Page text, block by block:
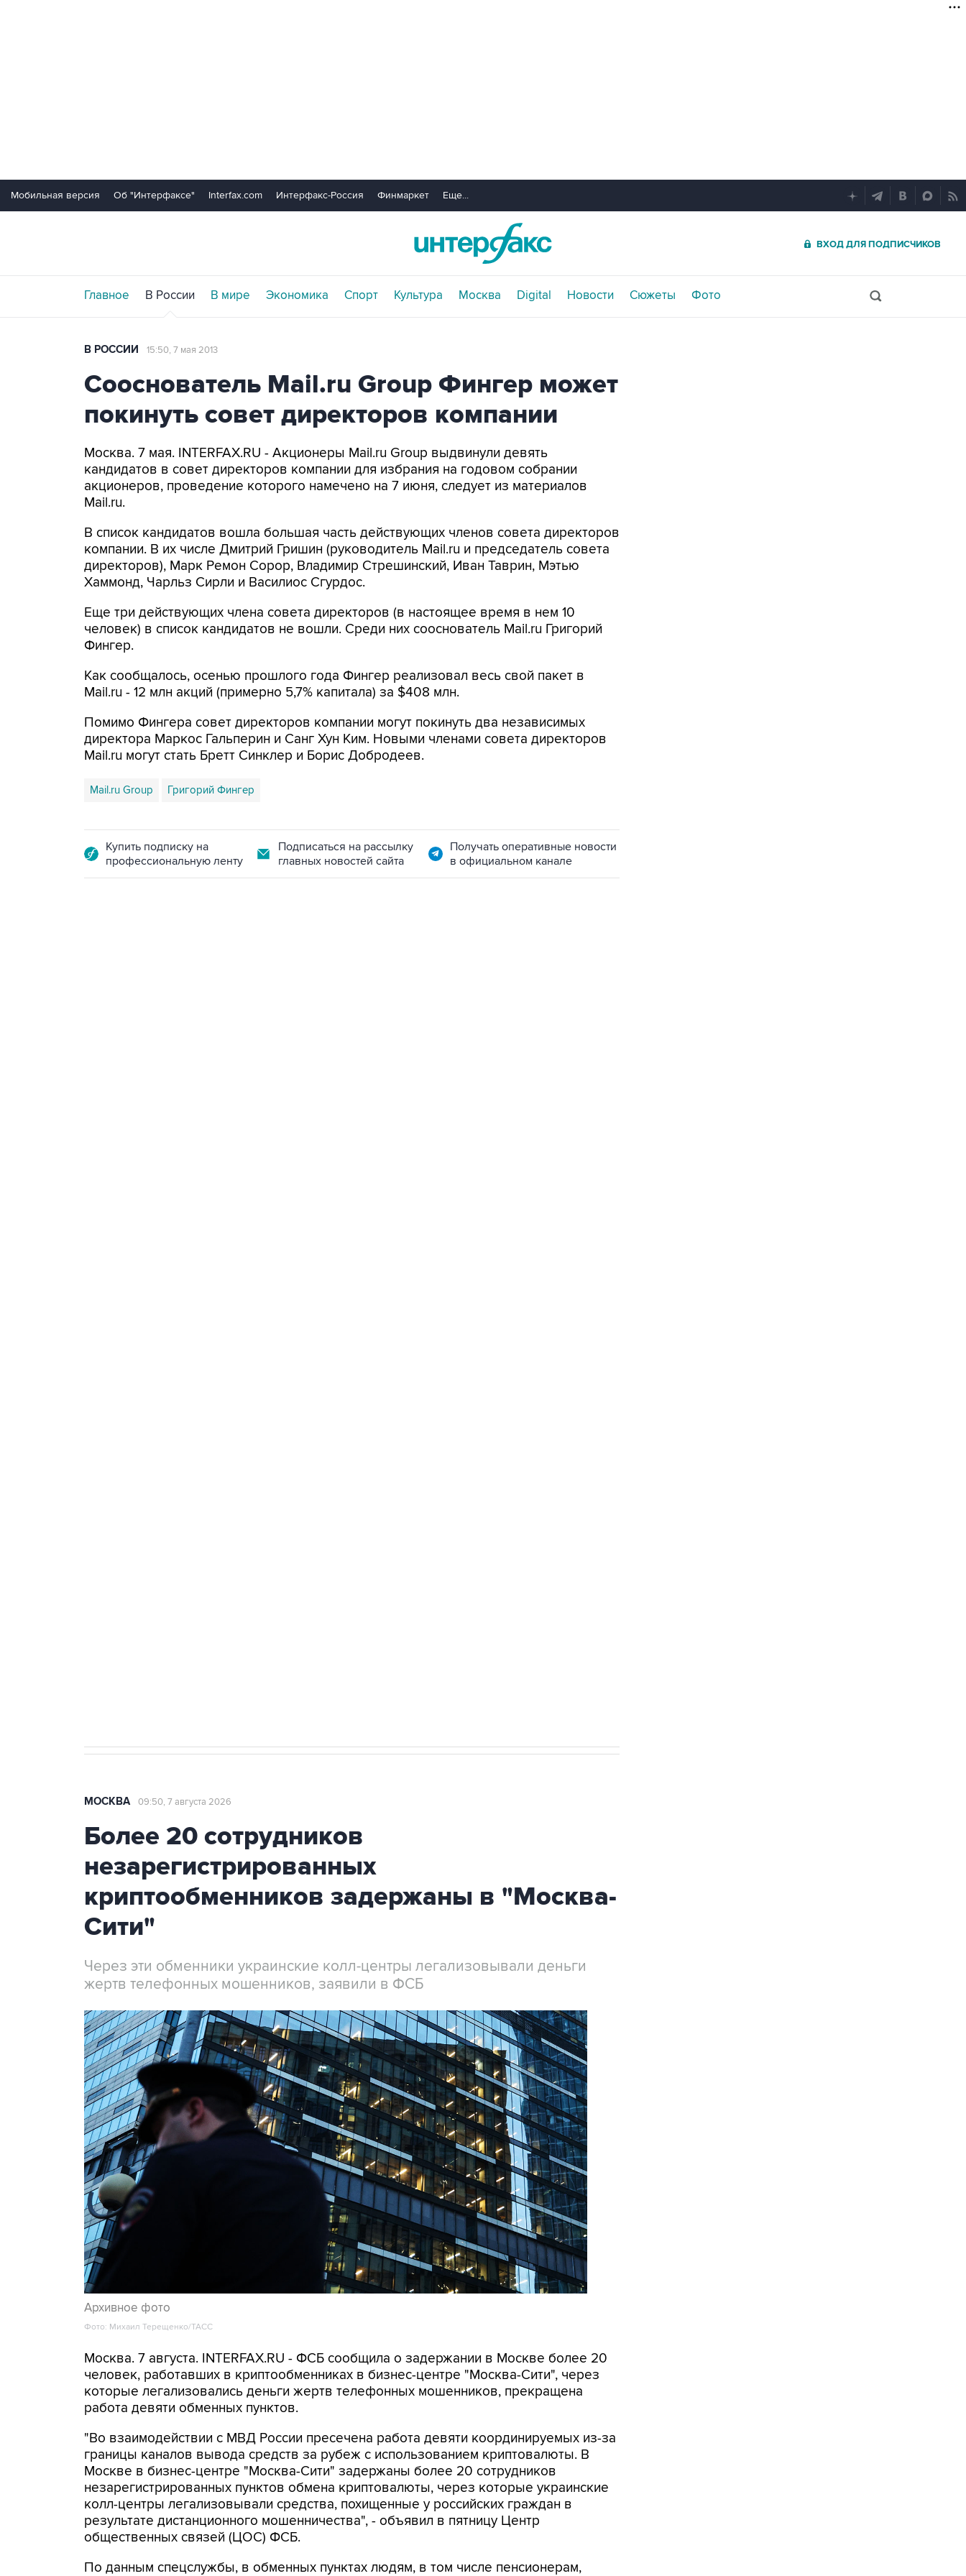
Мобильная версия Об "Интерфаксе" Interfax.com Интерфакс-Россия Финмаркет Еще...
ВХОД ДЛЯ ПОДПИСЧИКОВ
Главное В России В мире Экономика Спорт Культура Москва Digital Новости Сюжеты Фото
В РОССИИ 15:50, 7 мая 2013
Сооснователь Mail.ru Group Фингер может
покинуть совет директоров компании
Москва. 7 мая. INTERFAX.RU - Акционеры Mail.ru Group выдвинули девять
кандидатов в совет директоров компании для избрания на годовом собрании
акционеров, проведение которого намечено на 7 июня, следует из материалов
Mail.ru.
В список кандидатов вошла большая часть действующих членов совета директоров
компании. В их числе Дмитрий Гришин (руководитель Mail.ru и председатель совета
директоров), Марк Ремон Сорор, Владимир Стрешинский, Иван Таврин, Мэтью
Хаммонд, Чарльз Сирли и Василиос Сгурдос.
Еще три действующих члена совета директоров (в настоящее время в нем 10
человек) в список кандидатов не вошли. Среди них сооснователь Mail.ru Григорий
Фингер.
Как сообщалось, осенью прошлого года Фингер реализовал весь свой пакет в
Mail.ru - 12 млн акций (примерно 5,7% капитала) за $408 млн.
Помимо Фингера совет директоров компании могут покинуть два независимых
директора Маркос Гальперин и Санг Хун Ким. Новыми членами совета директоров
Mail.ru могут стать Бретт Синклер и Борис Добродеев.
Mail.ru Group Григорий Фингер
Купить подписку на
профессиональную ленту
Подписаться на рассылку
главных новостей сайта
Получать оперативные новости
в официальном канале
МОСКВА 09:50, 7 августа 2026
Более 20 сотрудников
незарегистрированных
криптообменников задержаны в "Москва-
Сити"
Через эти обменники украинские колл-центры легализовывали деньги
жертв телефонных мошенников, заявили в ФСБ
Архивное фото
Фото: Михаил Терещенко/ТАСС
Москва. 7 августа. INTERFAX.RU - ФСБ сообщила о задержании в Москве более 20
человек, работавших в криптообменниках в бизнес-центре "Москва-Сити", через
которые легализовались деньги жертв телефонных мошенников, прекращена
работа девяти обменных пунктов.
"Во взаимодействии с МВД России пресечена работа девяти координируемых из-за
границы каналов вывода средств за рубеж с использованием криптовалюты. В
Москве в бизнес-центре "Москва-Сити" задержаны более 20 сотрудников
незарегистрированных пунктов обмена криптовалюты, через которые украинские
колл-центры легализовывали средства, похищенные у российских граждан в
результате дистанционного мошенничества", - объявил в пятницу Центр
общественных связей (ЦОС) ФСБ.
По данным спецслужбы, в обменных пунктах людям, в том числе пенсионерам,